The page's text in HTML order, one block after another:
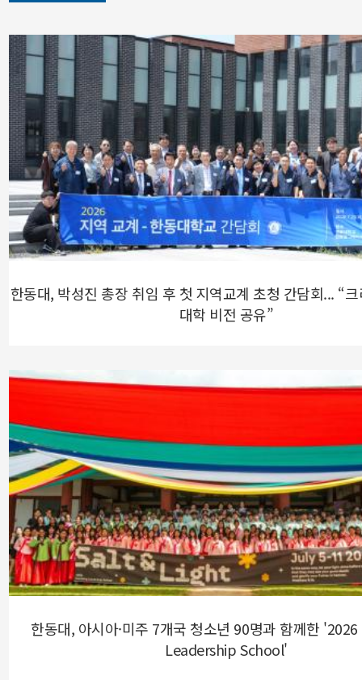
한동대, 박성진 총장 취임 후 첫 지역교계 초청 간담회... “
대학 비전 공유”
한동대, 아시아·미주 7개국 청소년 90명과 함께한
Leadership School'